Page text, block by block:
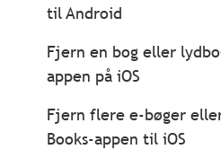
til Android
Fjern en bog eller
appen på iOS
Fjern flere e-bøger
Books-appen til iOS